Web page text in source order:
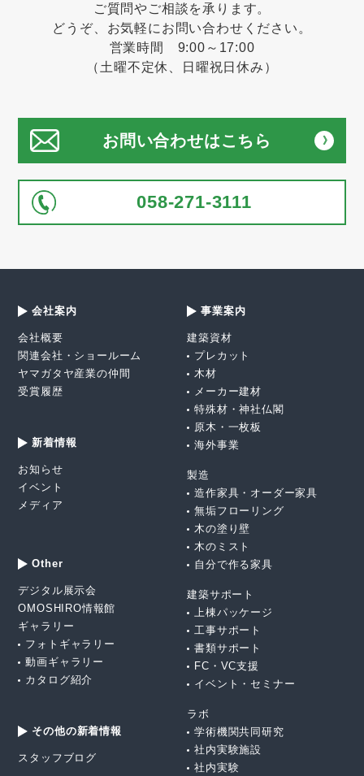
ご質問やご相談を承ります。
どうぞ、お気軽にお問い合わせください。
営業時間 9:00～17:00
（土曜不定休、日曜祝日休み）
お問い合わせはこちら
058-271-3111
会社案内
会社概要
関連会社・ショールーム
ヤマガタヤ産業の仲間
受賞履歴
新着情報
お知らせ
イベント
メディア
事業案内
建築資材
プレカット
木材
メーカー建材
特殊材・神社仏閣
原木・一枚板
海外事業
製造
造作家具・オーダー家具
無垢フローリング
木の塗り壁
木のミスト
自分で作る家具
建築サポート
上棟パッケージ
工事サポート
書類サポート
FC・VC支援
イベント・セミナー
ラボ
学術機関共同研究
社内実験施設
社内実験
Other
デジタル展示会
OMOSHIRO情報館
ギャラリー
フォトギャラリー
動画ギャラリー
カタログ紹介
その他の新着情報
スタッフブログ